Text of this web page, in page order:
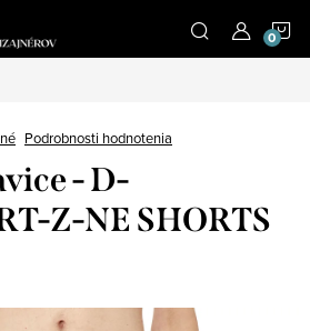
Podrobnosti hodnotenia
- D-
Z-NE SHORTS